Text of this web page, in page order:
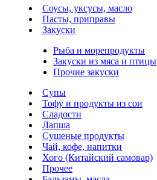
Соусы, уксусы, масло
Пасты, приправы
Закуски
Рыба и морепродукты
Закуски из мяса и птицы
Прочие закуски
Супы
Тофу и продукты из сои
Сладости
Лапша
Сушеные продукты
Чай, кофе, напитки
Хого (Китайский самовар)
Прочее